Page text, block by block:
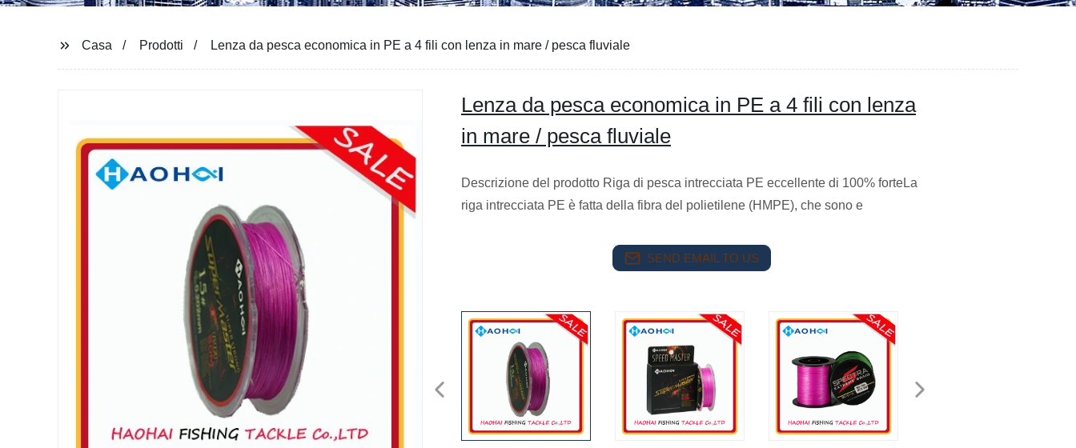
Casa Prodotti Lenza da pesca economica in PE a 4 fili con lenza in mare / pesca fluviale
Lenza da pesca economica in PE a 4 fili con lenza
in mare / pesca fluviale
Descrizione del prodotto Riga di pesca intrecciata PE eccellente di 100% forteLa
riga intrecciata PE è fatta della fibra del polietilene (HMPE), che sono e
SEND EMAIL TO US